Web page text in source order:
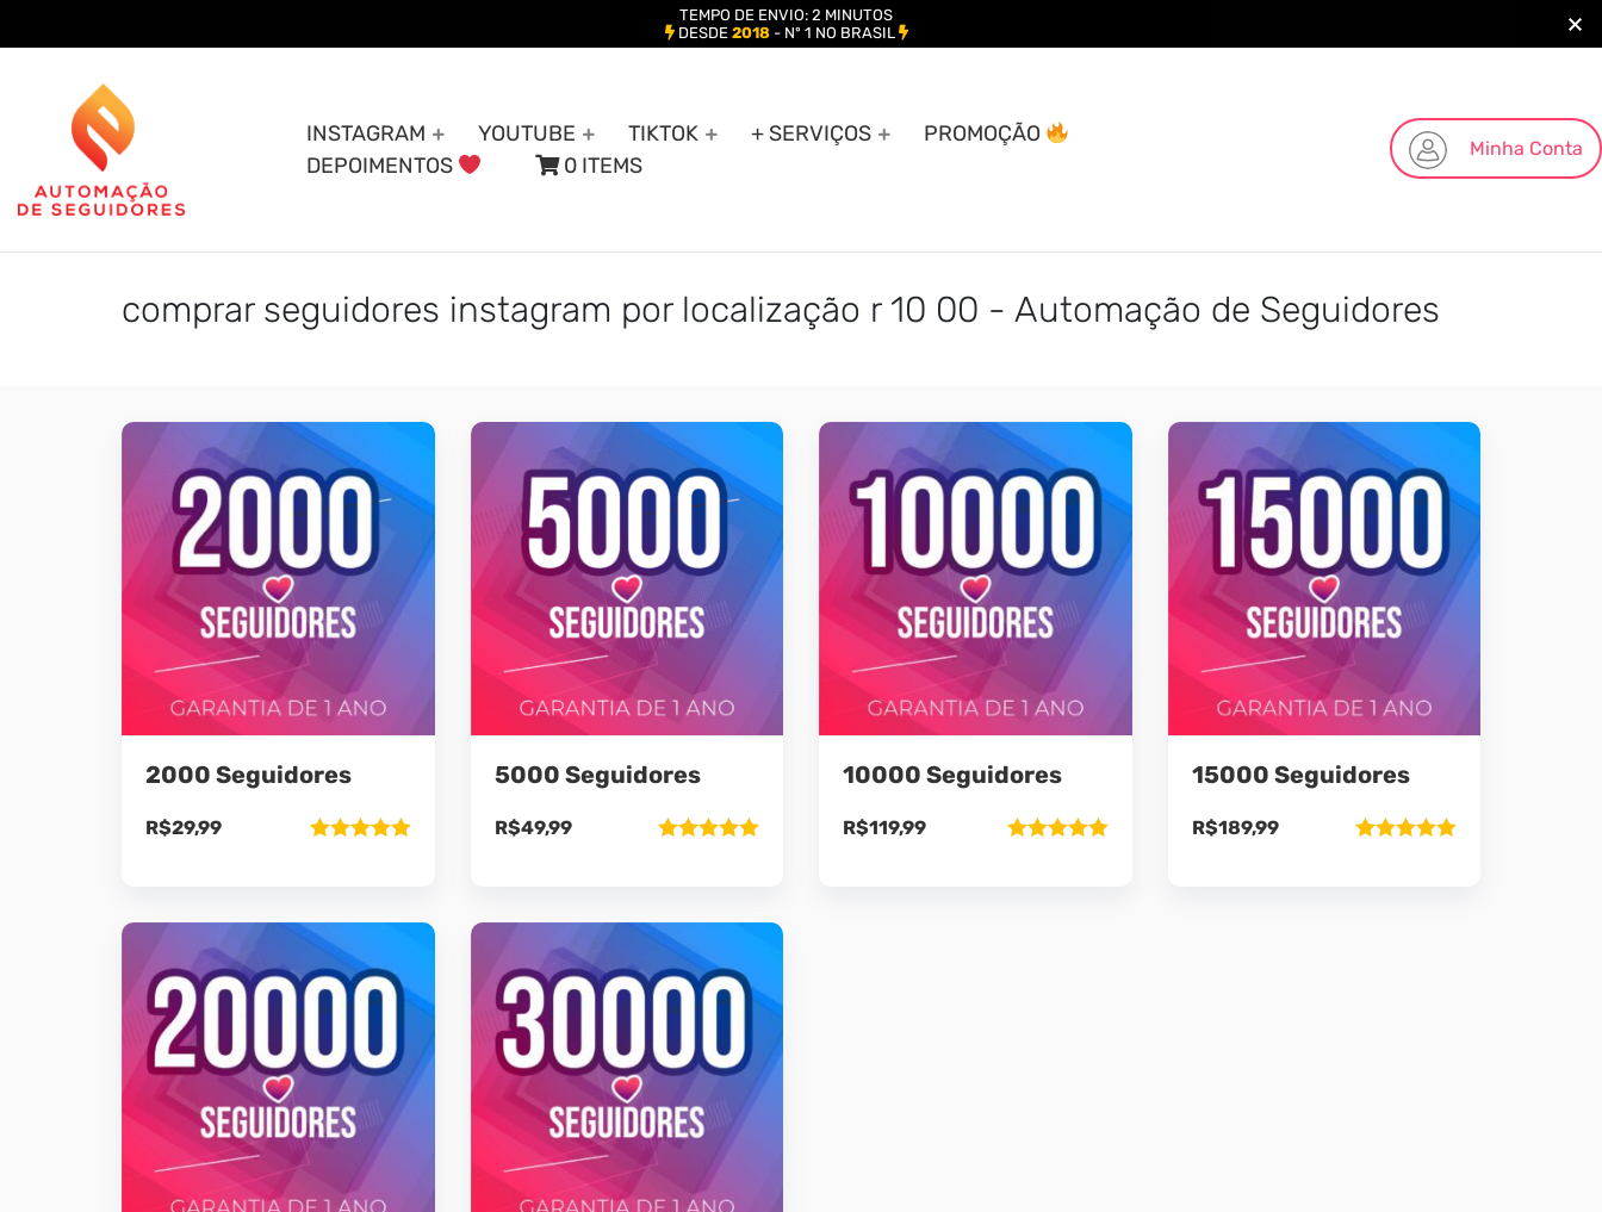
INSTAGRAM YOUTUBE TIKTOK + SERVIÇOS
PROMOÇÃO
DEPOIMENTOS
0 ITEMS
Minha Conta
comprar seguidores instagram por localização r 10 00 - Automação de Seguidores
2000 Seguidores
R$29,99
5000 Seguidores
R$49,99
10000 Seguidores
R$119,99
15000 Seguidores
R$189,99
TEMPO DE ENVIO: 2 MINUTOS
DESDE 2018- Nº 1 NO BRASIL